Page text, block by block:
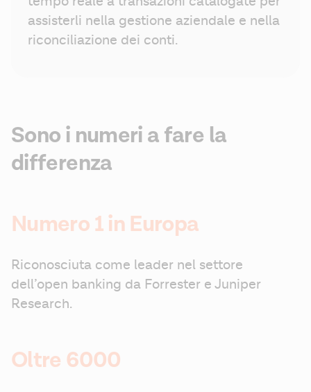
assisterli nella gestione aziendale e nella
riconciliazione dei conti.
Sono i numeri a fare la
differenza
Numero 1 in Europa
Riconosciuta come leader nel settore
dell’open banking da Forrester e Juniper
Research.
Oltre 6000